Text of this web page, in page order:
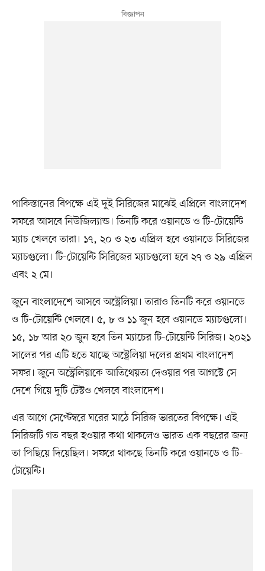
পাকিস্তানের বিপক্ষে এই দুই সিরিজের মাঝেই এপ্রিলে বাংলাদেশ
সফরে আসবে নিউজিল্যান্ড। তিনটি করে ওয়ানডে ও টি-টোয়েন্টি
ম্যাচ খেলবে তারা। ১৭, ২০ ও ২৩ এপ্রিল হবে ওয়ানডে সিরিজের
ম্যাচগুলো। টি-টোয়েন্টি সিরিজের ম্যাচগুলো হবে ২৭ ও ২৯ এপ্রিল
এবং ২ মে।
জুনে বাংলাদেশে আসবে অস্ট্রেলিয়া। তারাও তিনটি করে ওয়ানডে
ও টি-টোয়েন্টি খেলবে। ৫, ৮ ও ১১ জুন হবে ওয়ানডে ম্যাচগুলো।
১৫, ১৮ আর ২০ জুন হবে তিন ম্যাচের টি-টোয়েন্টি সিরিজ। ২০২১
সালের পর এটি হতে যাচ্ছে অস্ট্রেলিয়া দলের প্রথম বাংলাদেশ
সফর। জুনে অস্ট্রেলিয়াকে আতিথেয়তা দেওয়ার পর আগস্টে সে
দেশে গিয়ে দুটি টেস্টও খেলবে বাংলাদেশ।
এর আগে সেপ্টেম্বরে ঘরের মাঠে সিরিজ ভারতের বিপক্ষে। এই
সিরিজটি গত বছর হওয়ার কথা থাকলেও ভারত এক বছরের জন্য
তা পিছিয়ে দিয়েছিল। সফরে থাকছে তিনটি করে ওয়ানডে ও টি-
টোয়েন্টি।